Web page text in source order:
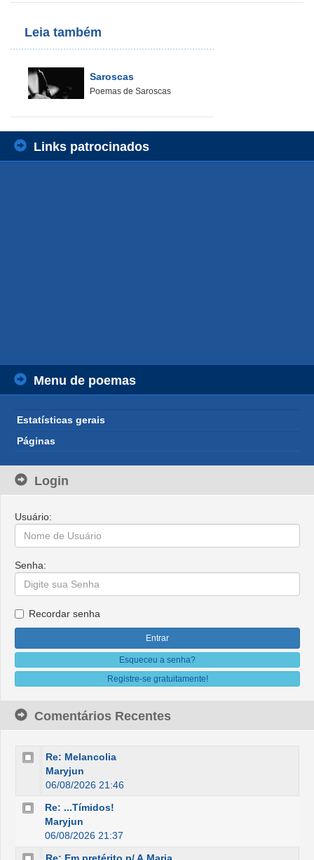
Leia também
Saroscas
Poemas de Saroscas
Links patrocinados
Menu de poemas
Estatísticas gerais
Páginas
Login
Usuário:
Senha:
Recordar senha
Esqueceu a senha?
Registre-se gratuitamente!
Comentários Recentes
Re: Melancolia
Maryjun
06/08/2026 21:46
Re: ...Tímidos!
Maryjun
06/08/2026 21:37